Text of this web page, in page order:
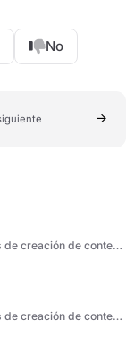
No
> Elementos avanzados
> Elementos avanzados